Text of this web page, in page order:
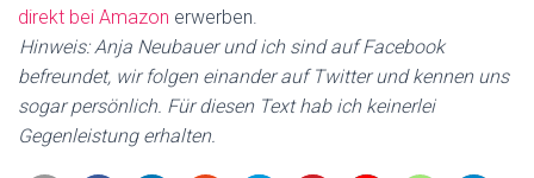
direkt bei Amazon erwerben.
Hinweis: Anja Neubauer und ich sind auf Facebook
befreundet, wir folgen einander auf Twitter und kennen uns
sogar persönlich. Für diesen Text hab ich keinerlei
Gegenleistung erhalten.